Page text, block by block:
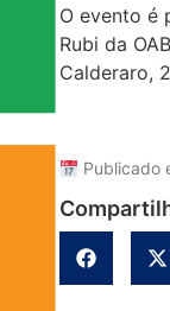
O evento é
Rubi da
Calderaro,
Publicado